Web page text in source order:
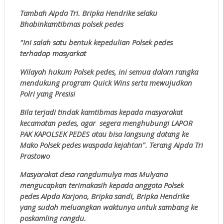
Tambah Aipda Tri. Bripka Hendrike selaku
Bhabinkamtibmas polsek pedes
"Ini salah satu bentuk kepedulian Polsek pedes
terhadap masyarkat
Wilayah hukum Polsek pedes, ini semua dalam rangka
mendukung program Quick Wins serta mewujudkan
Polri yang Presisi
Bila terjadi tindak kamtibmas kepada masyarakat
kecamatan pedes, agar segera menghubungi LAPOR
PAK KAPOLSEK PEDES atau bisa langsung datang ke
Mako Polsek pedes waspada kejahtan". Terang Aipda Tri
Prastowo
Masyarakat desa rangdumulya mas Mulyana
mengucapkan terimakasih kepada anggota Polsek
pedes AIpda Karjono, Bripka sandi, Bripka Hendrike
yang sudah meluangkan waktunya untuk sambang ke
poskamling rangdu.